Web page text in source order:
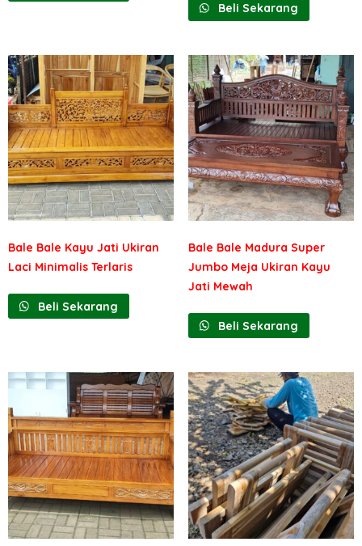
Beli Sekarang
Bale Bale Kayu Jati Ukiran
Laci Minimalis Terlaris
Beli Sekarang
Bale Bale Madura Super
Jumbo Meja Ukiran Kayu
Jati Mewah
Beli Sekarang